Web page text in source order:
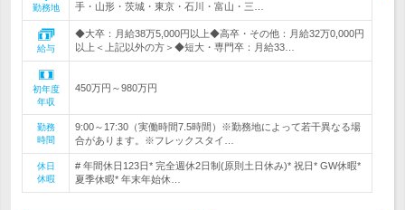
勤務地
手・山形・茨城・東京・石川・富山・三…
給与
◆大卒：月給38万5,000円以上◆高卒・その他：月給32万0,000円
以上＜上記以外の方＞◆短大・専門卒：月給33…
初年度
年収
450万円～980万円
勤務
時間
9:00～17:30（実働時間7.5時間）※勤務地によって若干異なる場
合があります。※フレックスタイ…
休日
休暇
# 年間休日123日* 完全週休2日制(原則土日休み)* 祝日* GW休暇*
夏季休暇* 年末年始休…